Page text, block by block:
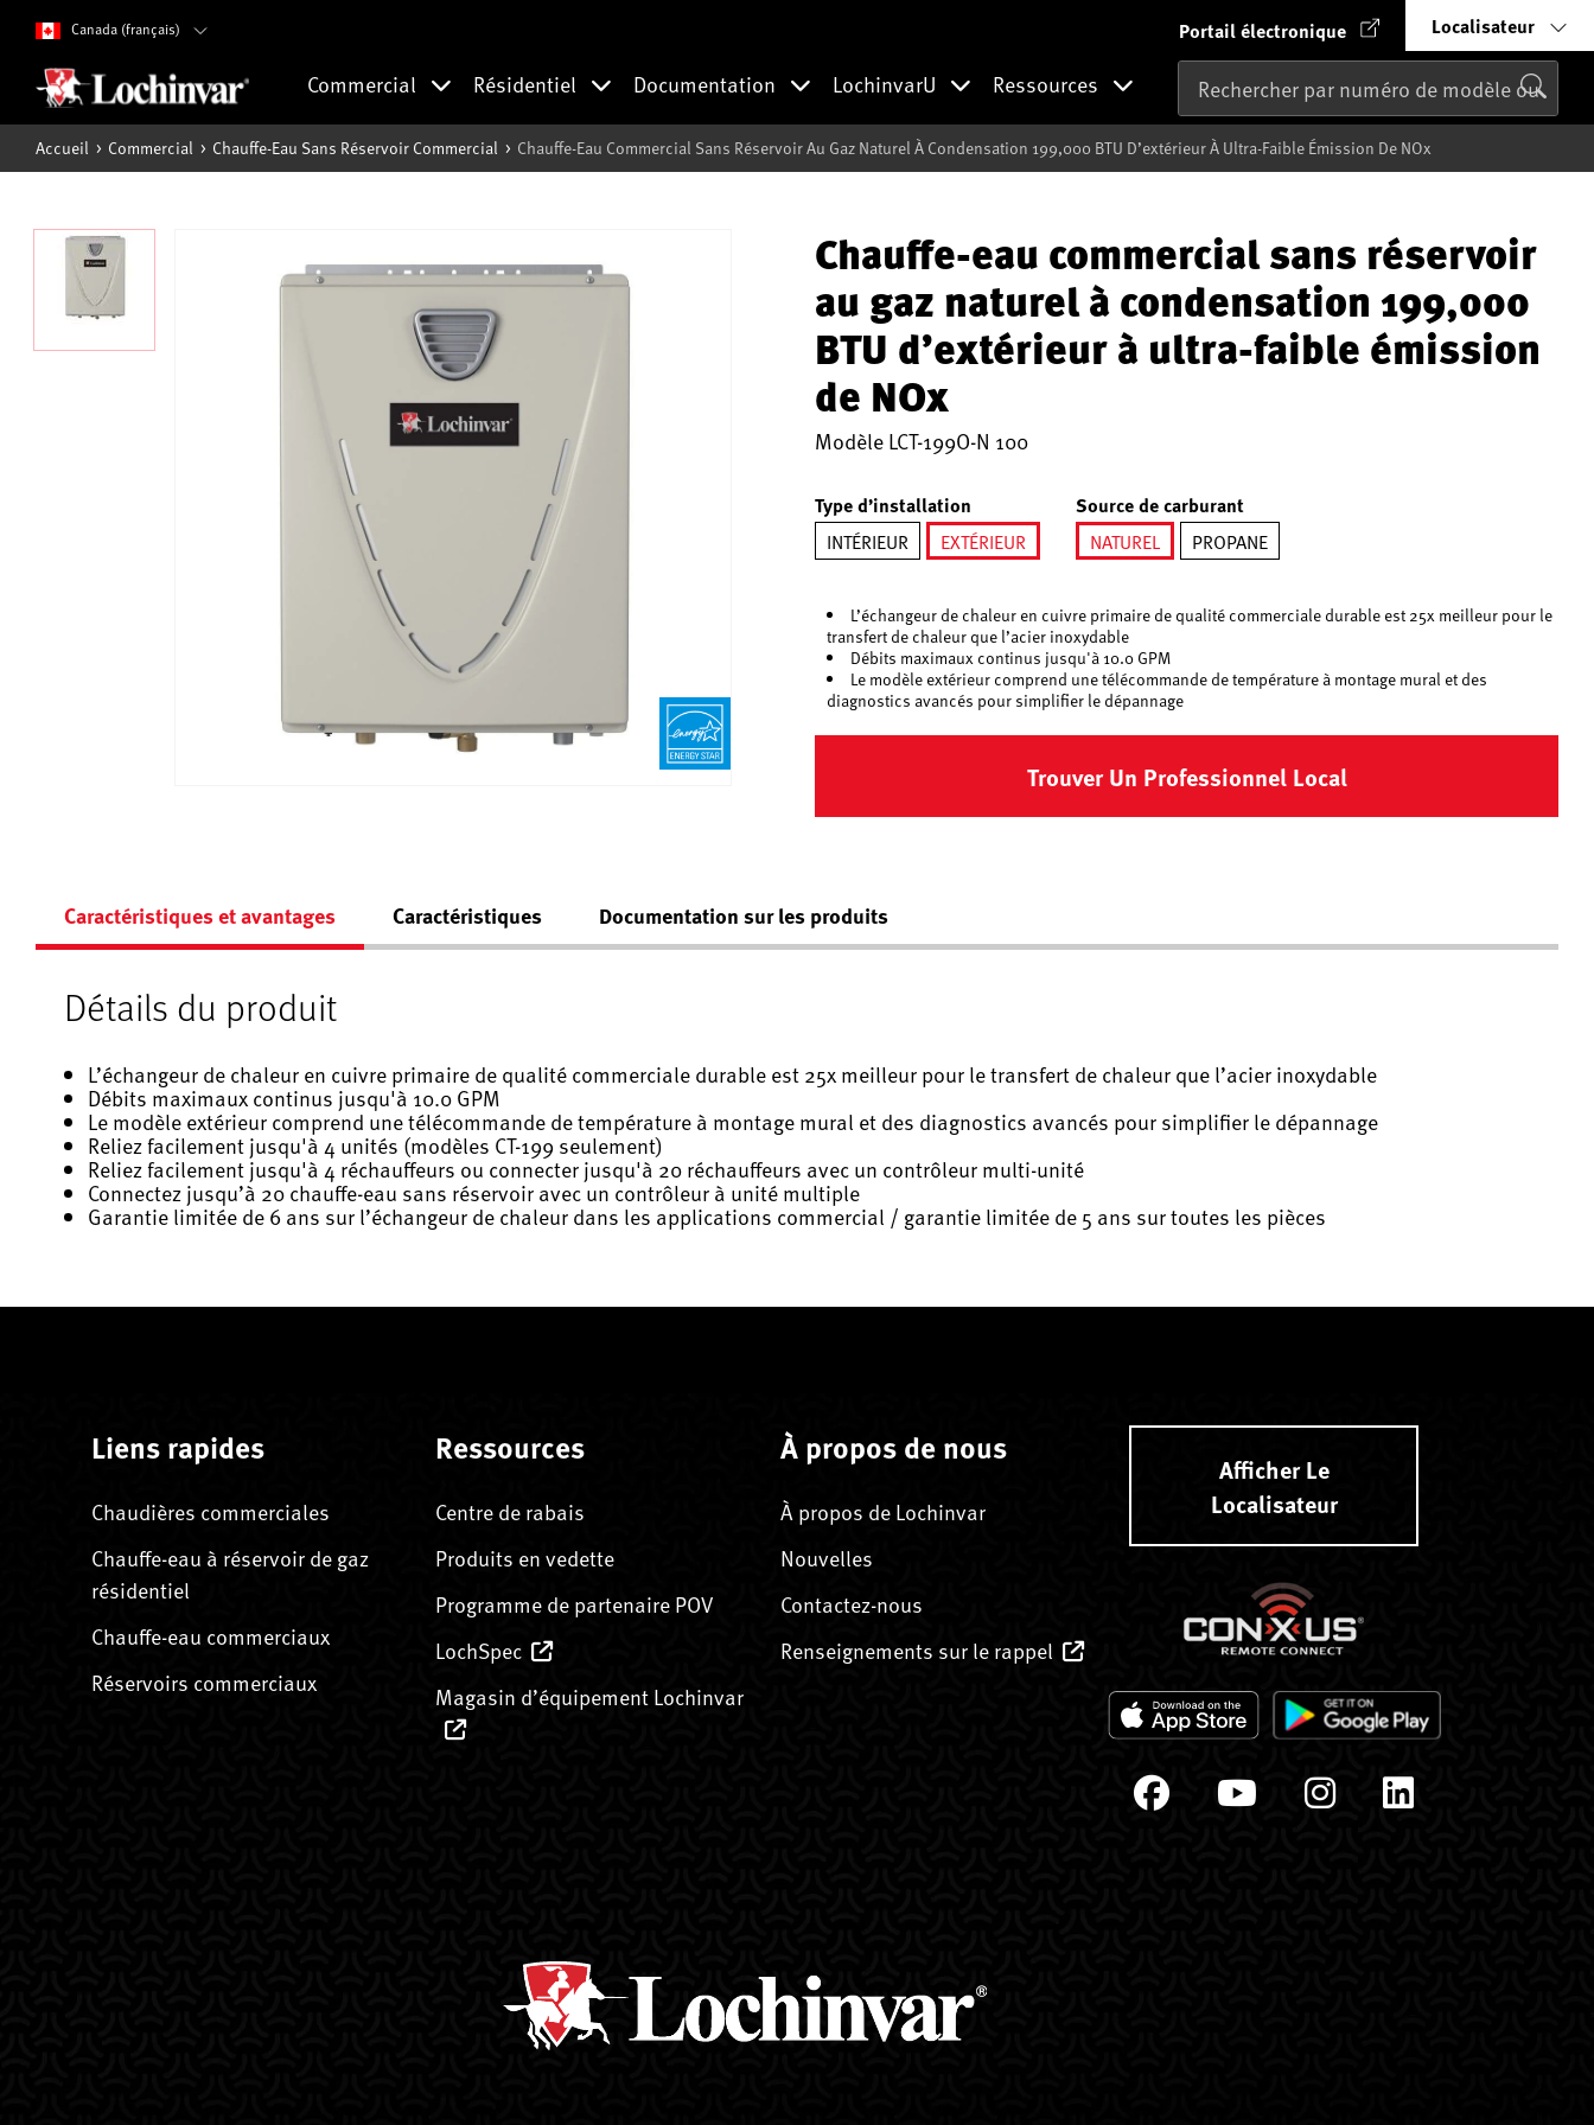
Canada (français) Portail électronique Localisateur
Commercial Résidentiel Documentation LochinvarU Ressources
Accueil Commercial Chauffe-Eau Sans Réservoir Commercial Chauffe-Eau Commercial Sans Réservoir Au Gaz Naturel À Condensation 199,000 BTU D’extérieur À Ultra-Faible Émission De NOx
Chauffe-eau commercial sans réservoir
au gaz naturel à condensation 199,000
BTU d’extérieur à ultra-faible émission
de NOx
Modèle LCT-199O-N 100
Type d’installation
INTÉRIEUR
EXTÉRIEUR
Source de carburant
NATUREL
PROPANE
L’échangeur de chaleur en cuivre primaire de qualité commerciale durable est 25x meilleur pour le
transfert de chaleur que l’acier inoxydable
Débits maximaux continus jusqu'à 10.0 GPM
Le modèle extérieur comprend une télécommande de température à montage mural et des
diagnostics avancés pour simplifier le dépannage
Trouver Un Professionnel Local
Caractéristiques et avantages Caractéristiques Documentation sur les produits
Détails du produit
L’échangeur de chaleur en cuivre primaire de qualité commerciale durable est 25x meilleur pour le transfert de chaleur que l’acier inoxydable
Débits maximaux continus jusqu'à 10.0 GPM
Le modèle extérieur comprend une télécommande de température à montage mural et des diagnostics avancés pour simplifier le dépannage
Reliez facilement jusqu'à 4 unités (modèles CT-199 seulement)
Reliez facilement jusqu'à 4 réchauffeurs ou connecter jusqu'à 20 réchauffeurs avec un contrôleur multi-unité
Connectez jusqu’à 20 chauffe-eau sans réservoir avec un contrôleur à unité multiple
Garantie limitée de 6 ans sur l’échangeur de chaleur dans les applications commercial / garantie limitée de 5 ans sur toutes les pièces
Liens rapides
Chaudières commerciales
Chauffe-eau à réservoir de gaz
résidentiel
Chauffe-eau commerciaux
Réservoirs commerciaux
Ressources
Centre de rabais
Produits en vedette
Programme de partenaire POV
LochSpec
Magasin d’équipement Lochinvar
À propos de nous
À propos de Lochinvar
Nouvelles
Contactez-nous
Renseignements sur le rappel
Afficher Le
Localisateur